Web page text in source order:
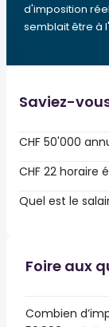
d'imposition
semblait être à
Saviez-
CHF 50'000
CHF 22 horaire
Quel est le
Foire aux
Combien